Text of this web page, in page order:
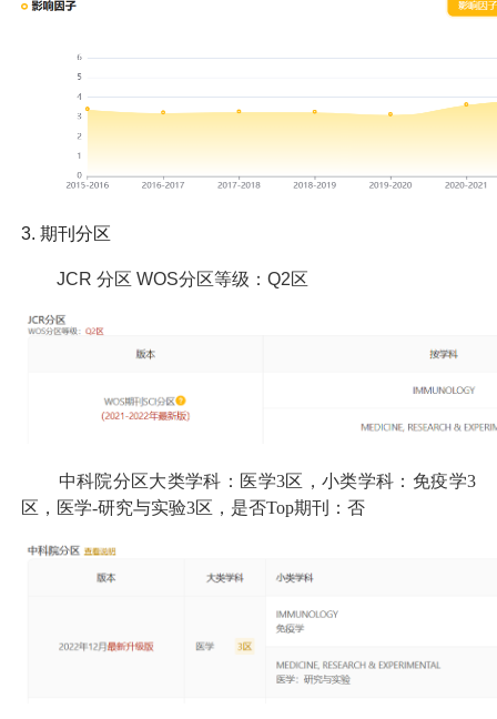
3. 期刊分区
JCR 分区 WOS分区等级：Q2区
中科院分区大类学科：医学3区，小类学科：免疫学3
区，医学-研究与实验3区，是否Top期刊：否